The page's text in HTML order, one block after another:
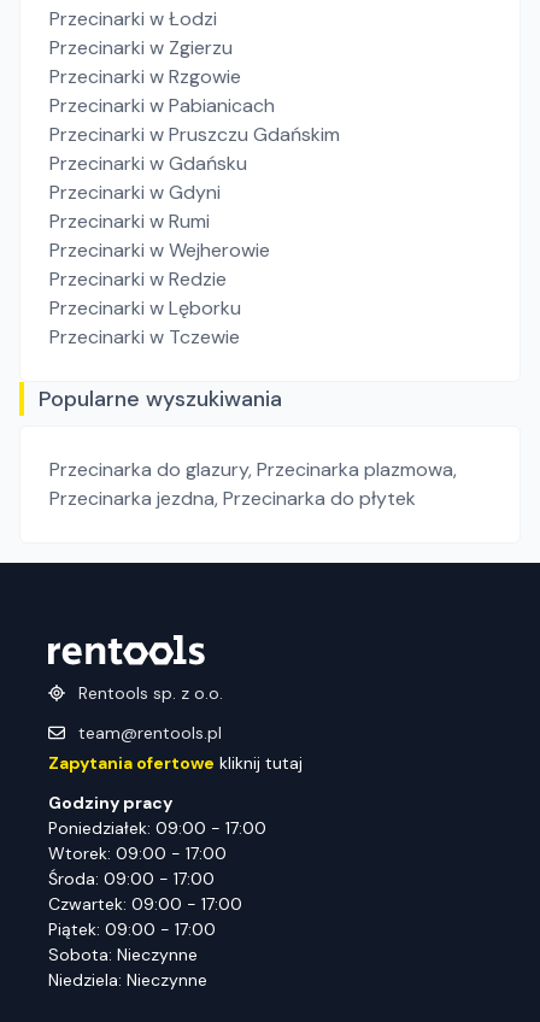
Przecinarki w Łodzi
Przecinarki w Zgierzu
Przecinarki w Rzgowie
Przecinarki w Pabianicach
Przecinarki w Pruszczu Gdańskim
Przecinarki w Gdańsku
Przecinarki w Gdyni
Przecinarki w Rumi
Przecinarki w Wejherowie
Przecinarki w Redzie
Przecinarki w Lęborku
Przecinarki w Tczewie
Popularne wyszukiwania
Przecinarka do glazury,Przecinarka plazmowa,
Przecinarka jezdna,Przecinarka do płytek
Rentools sp. z o.o.
team@rentools.pl
Zapytania ofertowe kliknij tutaj
Godziny pracy
Poniedziałek: 09:00 - 17:00
Wtorek: 09:00 - 17:00
Środa: 09:00 - 17:00
Czwartek: 09:00 - 17:00
Piątek: 09:00 - 17:00
Sobota: Nieczynne
Niedziela: Nieczynne